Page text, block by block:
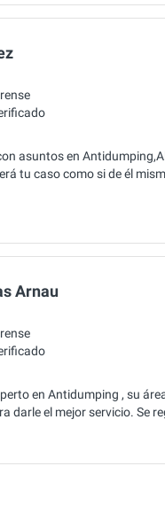
asuntos en
tu caso como si de él
Arnau
en Antidumping , su
darle el mejor servicio. Se